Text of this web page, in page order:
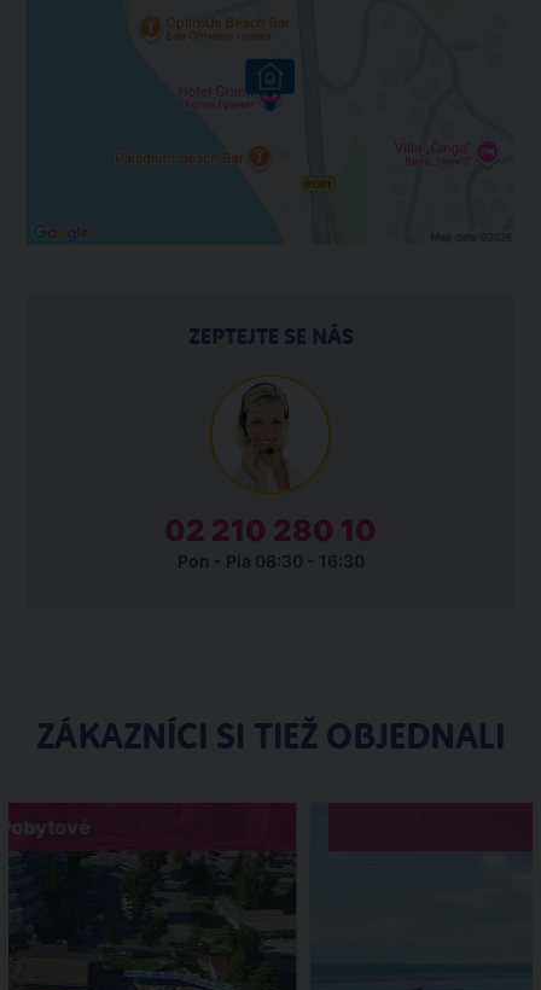
ZEPTEJTE SE NÁS
02 210 280 10
Pon - Pia 08:30 - 16:30
ZÁKAZNÍCI SI TIEŽ OBJEDNALI